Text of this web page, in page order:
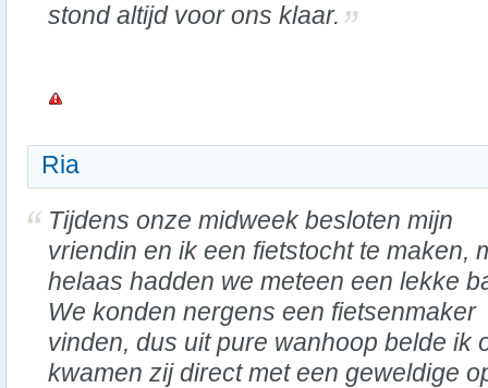
stond altijd voor ons klaar.
Ria
Tijdens onze midweek besloten mijn
vriendin en ik een fietstocht te maken,
helaas hadden we meteen een lekke
We konden nergens een fietsenmaker
vinden, dus uit pure wanhoop belde ik
kwamen zij direct met een geweldige